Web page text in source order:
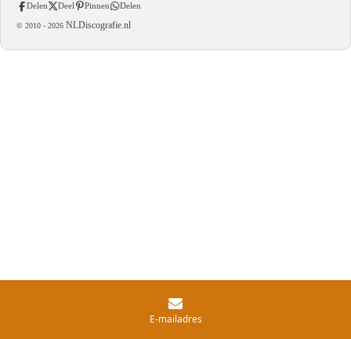
Delen Deel Pinnen Delen
© 2010 - 2026 NLDiscografie.nl
E-mailadres